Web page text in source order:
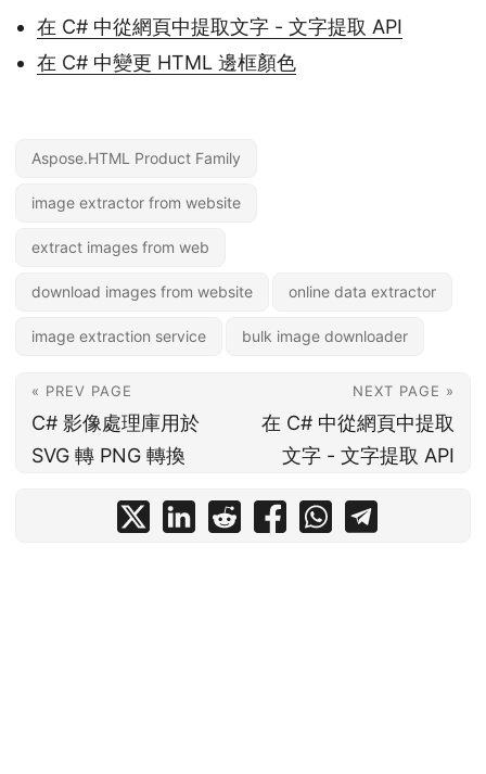
在 C# 中從網頁中提取文字 - 文字提取 API
在 C# 中變更 HTML 邊框顏色
Aspose.HTML Product Family
image extractor from website
extract images from web
download images from website online data extractor
image extraction service bulk image downloader
« PREV PAGE
C# 影像處理庫用於
SVG 轉 PNG 轉換
NEXT PAGE »
在 C# 中從網頁中提取
文字 - 文字提取 API